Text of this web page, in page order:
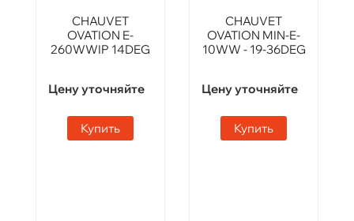
CHAUVET
OVATION E-
260WWIP 14DEG
Цену уточняйте
Купить
CHAUVET
OVATION MIN-E-
10WW - 19-36DEG
Цену уточняйте
Купить